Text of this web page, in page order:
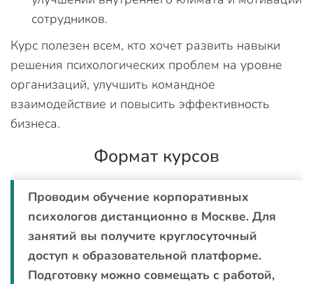
сотрудников.
Курс полезен всем, кто хочет развить навыки
решения психологических проблем на уровне
организаций, улучшить командное
взаимодействие и повысить эффективность
бизнеса.
Формат курсов
Проводим обучение корпоративных
психологов дистанционно в Москве. Для
занятий вы получите круглосуточный
доступ к образовательной платформе.
Подготовку можно совмещать с работой,